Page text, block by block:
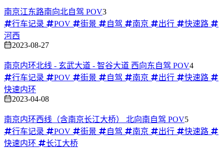
南京江东路南向北自驾 POV3
行车记录
POV 街景 自驾 南京 出行
快速路
河西
2023-08-27
南京内环北线 - 玄武大道 - 智谷大道 西向东自驾 POV4
行车记录
POV 街景 自驾 南京 出行
快速路
快速内环
2023-04-08
南京内环西线（含南京长江大桥） 北向南自驾 POV5
行车记录
POV 街景 自驾 南京 出行
快速路
快速内环
长江大桥